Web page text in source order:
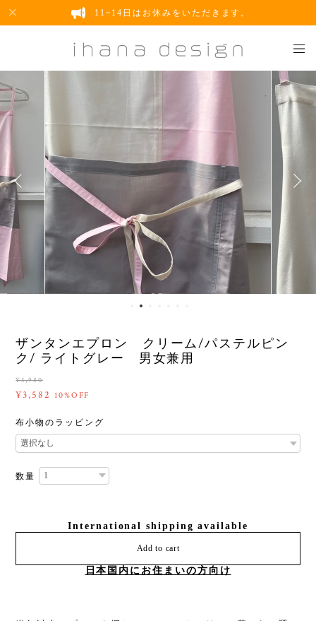
11~14日はお休みをいただきます。
ザンタンエプロン クリーム/パステルピン
ク/ ライトグレー 男女兼用
¥3,980
¥3,582 10%OFF
布小物のラッピング
数量
International shipping available
Add to cart
日本国内にお住まいの方向け